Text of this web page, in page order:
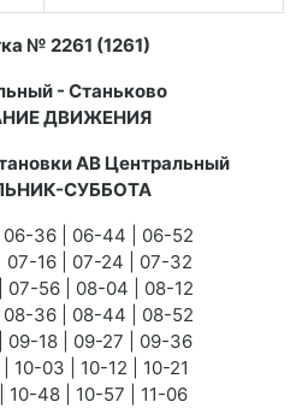
№ 2261 (1261)
- Станьково
ДВИЖЕНИЯ
АВ Центральный
СУББОТА
06-36 | 06-44 | 06-52
07-16 | 07-24 | 07-32
07-56 | 08-04 | 08-12
08-36 | 08-44 | 08-52
09-18 | 09-27 | 09-36
10-03 | 10-12 | 10-21
10-48 | 10-57 | 11-06